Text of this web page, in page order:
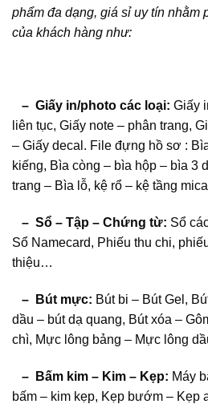
phẩm đa dạng, giá sỉ uy tín nhằm
của khách hàng như:
– Giấy in/photo các loại: Giấy
liên tục, Giấy note – phân trang,
– Giấy decal. File đựng hồ sơ :
kiếng, Bìa còng – bìa hộp – bìa 3
trang – Bìa lỗ, kệ rổ – kệ tầng
– Sổ – Tập – Chứng từ: Sổ
Sổ Namecard, Phiếu thu chi,
thiệu…
– Bút mực: Bút bi – Bút Gel,
dầu – bút dạ quang, Bút xóa –
chì, Mực lông bảng – Mực lông
– Bấm kim – Kim – Kẹp: Máy
bấm – kim kẹp, Kẹp bướm – Kẹp